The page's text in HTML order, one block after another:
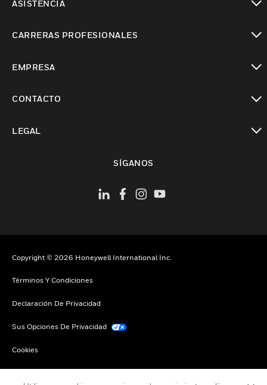
ASISTENCIA
CARRERAS PROFESIONALES
EMPRESA
CONTACTO
LEGAL
SÍGANOS
Copyright © 2026 Honeywell International Inc.
Términos Y Condiciones
Declaración De Privacidad
Sus Opciones De Privacidad
Cookies